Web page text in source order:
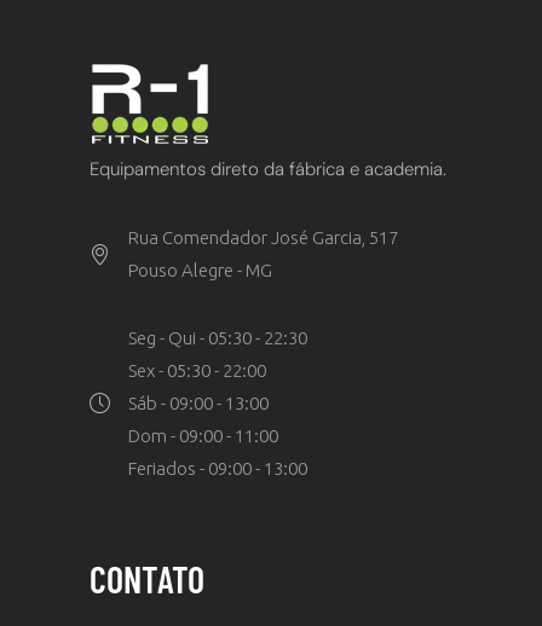
Equipamentos direto da fábrica e academia.
Rua Comendador José Garcia, 517
Pouso Alegre - MG
Seg - Qui - 05:30 - 22:30
Sex - 05:30 - 22:00
Sáb - 09:00 - 13:00
Dom - 09:00 - 11:00
Feriados - 09:00 - 13:00
CONTATO